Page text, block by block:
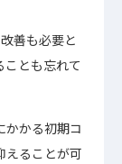
善も必要と
ことも忘れて
かかる初期コ
えることが可